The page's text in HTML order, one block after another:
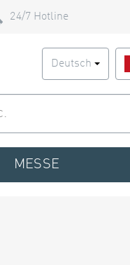
24/7 Hotline
Deutsch
MESSE